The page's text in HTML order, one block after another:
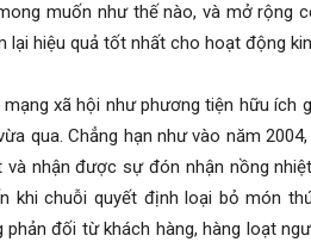
muốn như thế nào, và mở rộng
hiệu quả tốt nhất cho hoạt động
xã hội như phương tiện hữu ích
qua. Chẳng hạn như vào năm
nhận được sự đón nhận nồng
khi chuỗi quyết định loại bỏ món
đối từ khách hàng, hàng loạt